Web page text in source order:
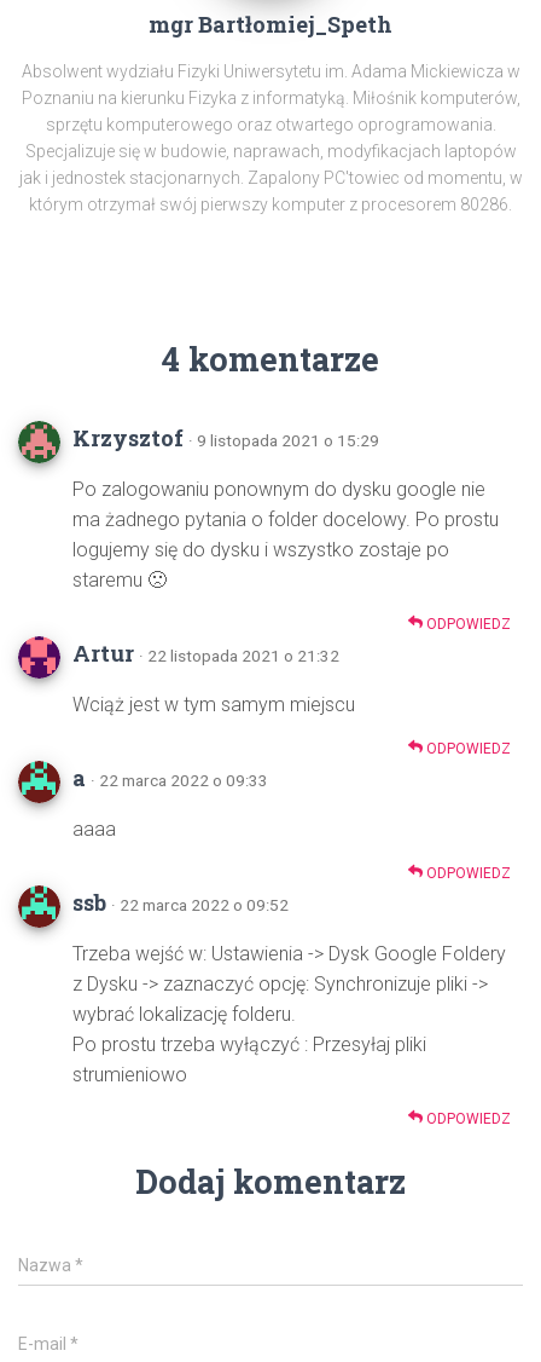
mgr Bartłomiej_Speth
Absolwent wydziału Fizyki Uniwersytetu im. Adama Mickiewicza w
Poznaniu na kierunku Fizyka z informatyką. Miłośnik komputerów,
sprzętu komputerowego oraz otwartego oprogramowania.
Specjalizuje się w budowie, naprawach, modyfikacjach laptopów
jak i jednostek stacjonarnych. Zapalony PC'towiec od momentu, w
którym otrzymał swój pierwszy komputer z procesorem 80286.
4 komentarze
Krzysztof · 9 listopada 2021 o 15:29
Po zalogowaniu ponownym do dysku google nie
ma żadnego pytania o folder docelowy. Po prostu
logujemy się do dysku i wszystko zostaje po
staremu 🙁
ODPOWIEDZ
Artur · 22 listopada 2021 o 21:32
Wciąż jest w tym samym miejscu
ODPOWIEDZ
a · 22 marca 2022 o 09:33
aaaa
ODPOWIEDZ
ssb · 22 marca 2022 o 09:52
Trzeba wejść w: Ustawienia -> Dysk Google Foldery
z Dysku -> zaznaczyć opcję: Synchronizuje pliki ->
wybrać lokalizację folderu.
Po prostu trzeba wyłączyć : Przesyłaj pliki
strumieniowo
ODPOWIEDZ
Dodaj komentarz
Nazwa *
E-mail *